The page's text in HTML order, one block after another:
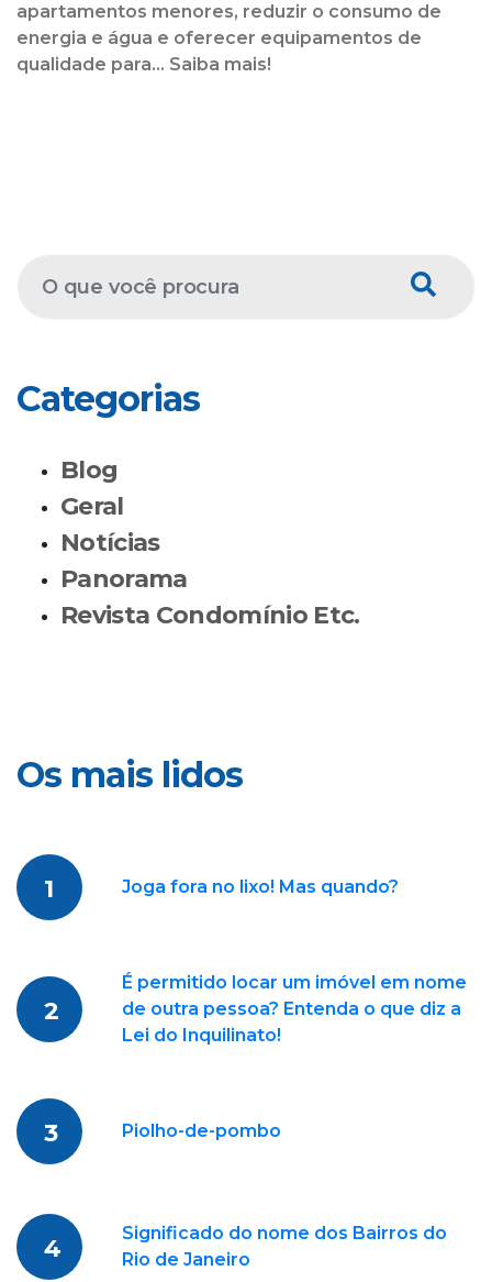
apartamentos menores, reduzir o consumo de
energia e água e oferecer equipamentos de
qualidade para... Saiba mais!
Categorias
Blog
Geral
Notícias
Panorama
Revista Condomínio Etc.
Os mais lidos
1 Joga fora no lixo! Mas quando?
2
É permitido locar um imóvel em nome
de outra pessoa? Entenda o que diz a
Lei do Inquilinato!
3 Piolho-de-pombo
4
Significado do nome dos Bairros do
Rio de Janeiro